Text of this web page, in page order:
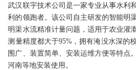
武汉联宇技术公司是一家专业从事水利
利的领跑者。该公司自主研发的智能明
明渠水流精准计量问题，适用于农业灌
测量精度都大于95%，拥有淹没水深的
围广、装置简单、安装运维方便等特点
河南等地安装使用。